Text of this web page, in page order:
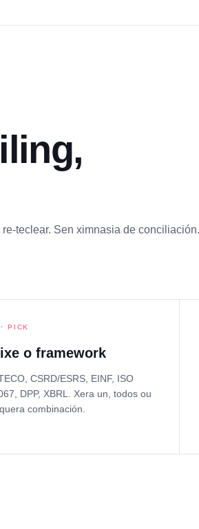
teclear. Sen ximnasia de conciliación.
PICK
o framework
CSRD/ESRS, EINF, ISO
DPP, XBRL. Xera un, todos ou
combinación.